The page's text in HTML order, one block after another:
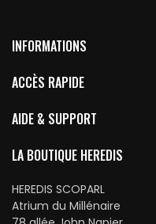
INFORMATIONS
ACCÈS RAPIDE
AIDE & SUPPORT
LA BOUTIQUE HEREDIS
HEREDIS SCOPARL
Atrium du Millénaire